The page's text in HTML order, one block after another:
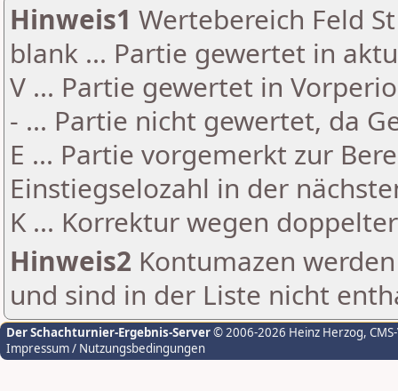
Hinweis1 Wertebereich Feld
blank ... Partie gewertet in
V ... Partie gewertet in
- ... Partie nicht gewertet, da
E ... Partie vorgemerkt zur
Einstiegselozahl in der
K ... Korrektur wegen
Hinweis2 Kontumazen
und sind in der Liste nicht
Der Schachturnier-Ergebnis-Server© 2006-2026 Heinz Herzog,
Impressum / Nutzungsbedingungen